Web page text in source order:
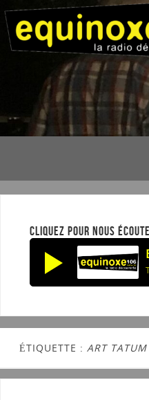
CLIQUEZ POUR NOUS
ÉTIQUETTE : ART TATUM